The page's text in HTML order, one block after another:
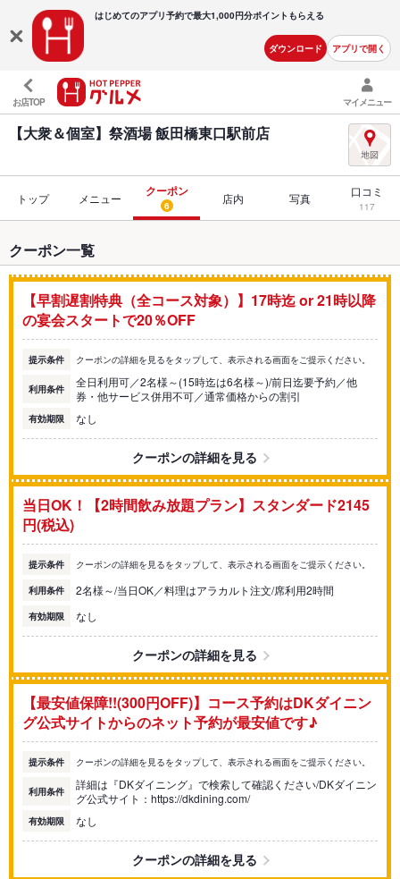
はじめてのアプリ予約で最大1,000円分ポイントもらえる
ダウンロード アプリで開く
お店TOP マイメニュー
【大衆＆個室】祭酒場 飯田橋東口駅前店
トップ メニュー クーポン
6 店内 写真 口コミ
117
クーポン一覧
【早割遅割特典（全コース対象）】17時迄 or 21時以降
の宴会スタートで20％OFF
提示条件 クーポンの詳細を見るをタップして、表示される画面をご提示ください。
利用条件
全日利用可／2名様～(15時迄は6名様～)/前日迄要予約／他
券・他サービス併用不可／通常価格からの割引
有効期限 なし
クーポンの詳細を見る
当日OK！【2時間飲み放題プラン】スタンダード2145
円(税込)
提示条件 クーポンの詳細を見るをタップして、表示される画面をご提示ください。
利用条件 2名様～/当日OK／料理はアラカルト注文/席利用2時間
有効期限 なし
クーポンの詳細を見る
【最安値保障!!(300円OFF)】コース予約はDKダイニン
グ公式サイトからのネット予約が最安値です♪
提示条件 クーポンの詳細を見るをタップして、表示される画面をご提示ください。
利用条件
詳細は『DKダイニング』で検索して確認ください/DKダイニン
グ公式サイト：https://dkdining.com/
有効期限 なし
クーポンの詳細を見る